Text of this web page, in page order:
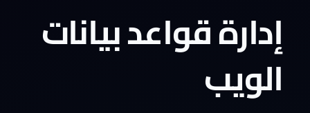
إدارة قواعد بيانات
الويب